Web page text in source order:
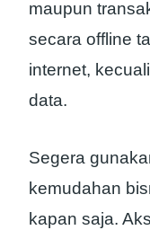
maupun
secara offline
internet,
data.
Segera
kemudahan
kapan saja.